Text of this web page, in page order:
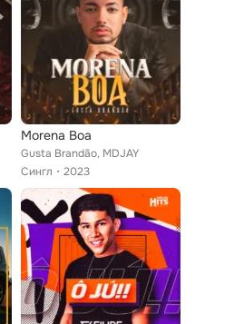
Morena Boa
Gusta Brandão, MDJAY
Сингл
2023